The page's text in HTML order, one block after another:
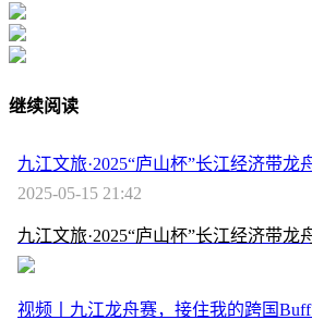
继续阅读
九江文旅·2025“庐山杯”长江经济带
2025-05-15 21:42
九江文旅·2025“庐山杯”长江经济带龙
视频丨九江龙舟赛，接住我的跨国